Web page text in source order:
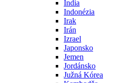
India
Indonézia
Irak
Irán
Izrael
Japonsko
Jemen
Jordánsko
Južná Kórea